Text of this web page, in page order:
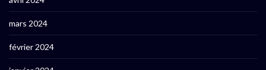
mars 2024
février 2024